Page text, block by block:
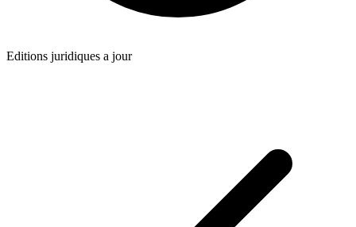
Editions juridiques a jour